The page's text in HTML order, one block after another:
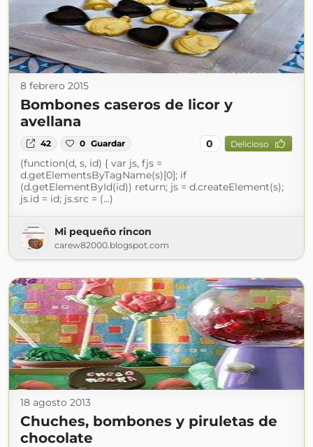
8 febrero 2015
Bombones caseros de licor y
avellana
42 0 Guardar 0 Delicioso
(function(d, s, id) { var js, fjs =
d.getElementsByTagName(s)[0]; if
(d.getElementById(id)) return; js = d.createElement(s);
js.id = id; js.src = (...)
Mi pequeño rincon
carew82000.blogspot.com
18 agosto 2013
Chuches, bombones y piruletas de
chocolate